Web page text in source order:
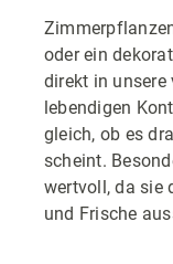
oder ein
direkt in unsere
lebendigen
gleich, ob es
scheint.
wertvoll, da sie
und Frische